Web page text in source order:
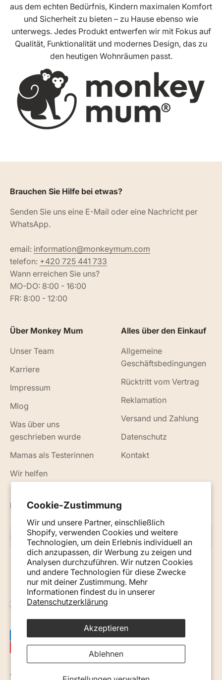
Cookie-Zustimmung
Wir und unsere Partner, einschließlich
Shopify, verwenden Cookies und weitere
Technologien, um dein Erlebnis individuell an
dich anzupassen, dir Werbung zu zeigen und
Analysen durchzuführen. Wir nutzen Cookies
und andere Technologien für diese Zwecke
nur mit deiner Zustimmung. Mehr
Informationen findest du in unserer
Datenschutzerklärung
Akzeptieren
Ablehnen
aus dem echten Bedürfnis, Kindern maximalen Komfort
und Sicherheit zu bieten – zu Hause ebenso wie
unterwegs. Jedes Produkt entwerfen wir mit Fokus auf
Qualität, Funktionalität und modernes Design, das zu
den heutigen Wohnräumen passt.
Brauchen Sie Hilfe bei etwas?
Senden Sie uns eine E-Mail oder eine Nachricht per
WhatsApp.
email: information@monkeymum.com
telefon: +420 725 441 733
Wann erreichen Sie uns?
MO-DO: 8:00 - 16:00
FR: 8:00 - 12:00
Über Monkey Mum
Unser Team
Karriere
Impressum
Mlog
Was über uns
geschrieben wurde
Mamas als Testerinnen
Wir helfen
Alles über den Einkauf
Allgemeine
Geschäftsbedingungen
Rücktritt vom Vertrag
Reklamation
Versand und Zahlung
Datenschutz
Kontakt
Neuigkeiten, Ratschläge und Tipps per E-Mail
E-Mail
Abonnieren
Österreich (EUR €)
© 2026, Monkey Mum. · Site by Ecommerce Pot